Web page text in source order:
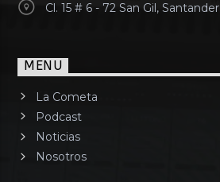
Cl. 15 # 6 - 72 San Gil, Santander
MENU
La Cometa
Podcast
Noticias
Nosotros